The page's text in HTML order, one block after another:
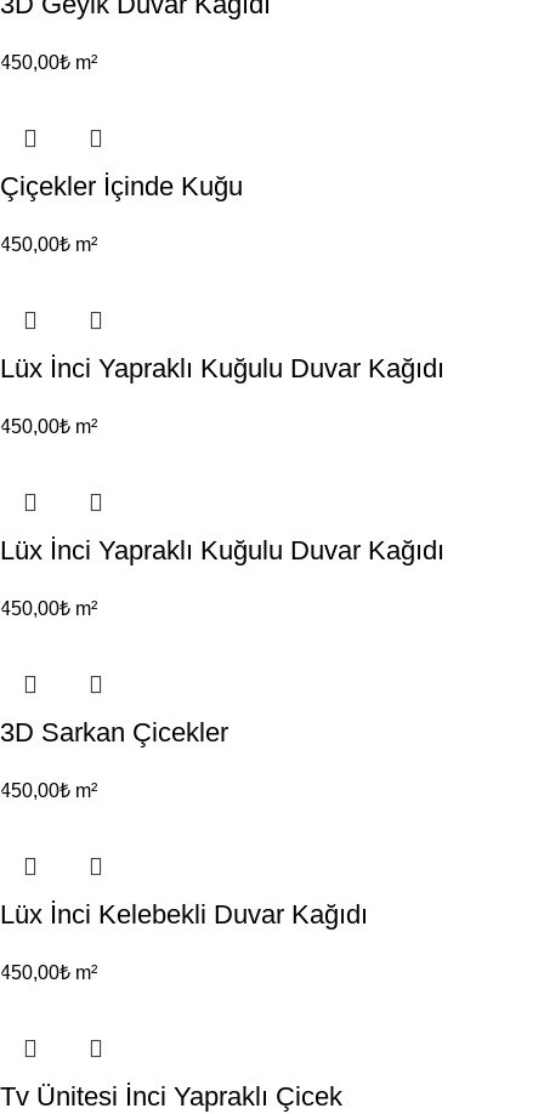
450,00₺ m²
Çiçekler İçinde Kuğu
450,00₺ m²
Lüx İnci Yapraklı Kuğulu Duvar Kağıdı
450,00₺ m²
Lüx İnci Yapraklı Kuğulu Duvar Kağıdı
450,00₺ m²
3D Sarkan Çicekler
450,00₺ m²
Lüx İnci Kelebekli Duvar Kağıdı
450,00₺ m²
Tv Ünitesi İnci Yapraklı Çicek